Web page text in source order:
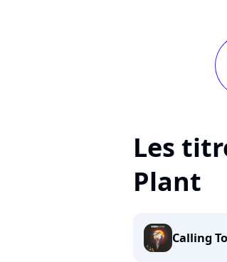
Les
Plant
Calling